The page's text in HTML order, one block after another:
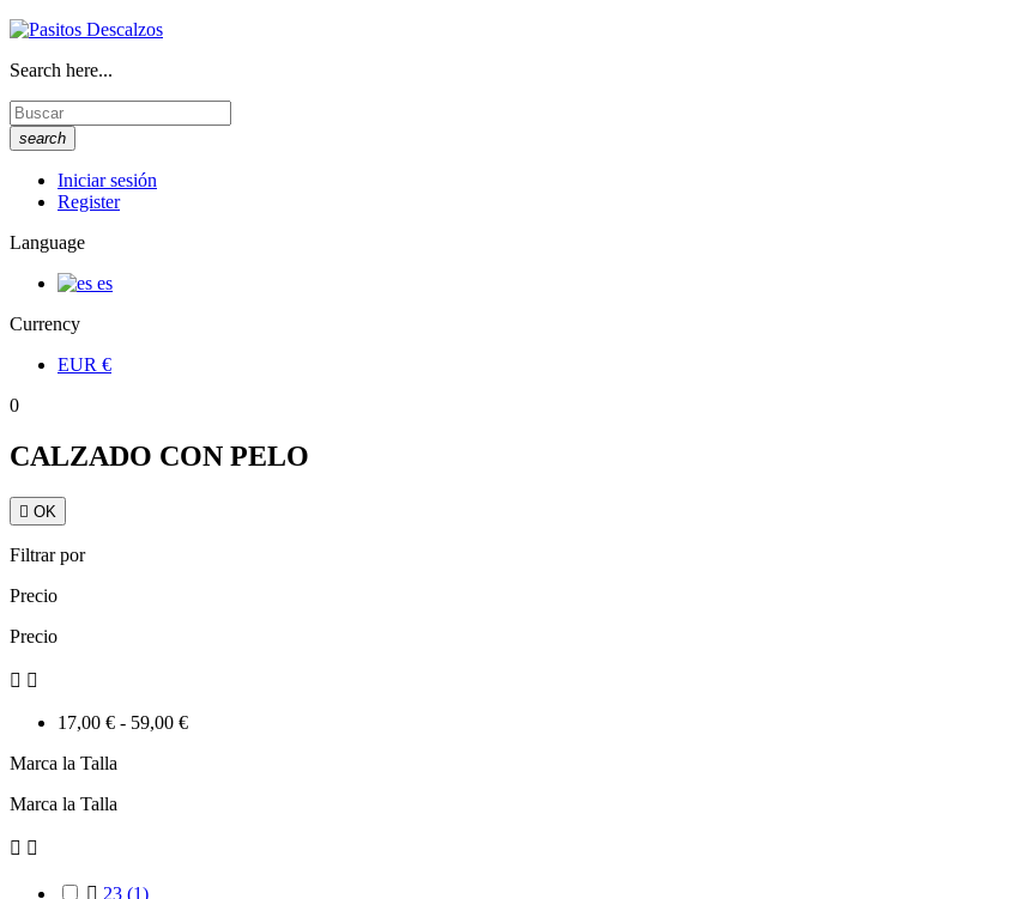
Search here...
search
Iniciar sesión
Register
Language
es
Currency
EUR €
0
CALZADO CON PELO
 OK
Filtrar por
Precio
Precio
 
17,00 € - 59,00 €
Marca la Talla
Marca la Talla
 
 23 (1)